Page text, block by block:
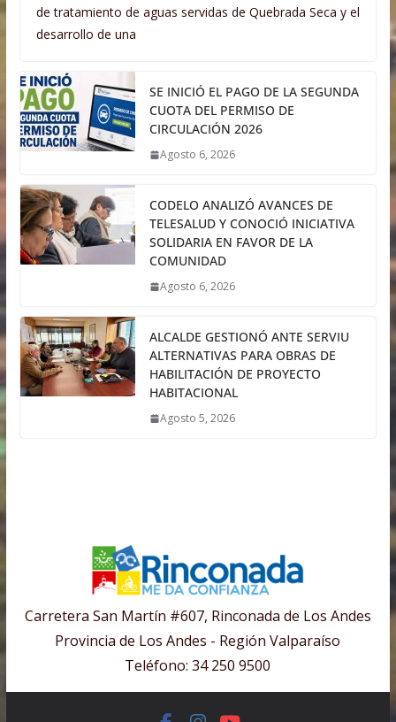
de tratamiento de aguas servidas de Quebrada Seca y el
desarrollo de una
SE INICIÓ EL PAGO DE LA SEGUNDA
CUOTA DEL PERMISO DE
CIRCULACIÓN 2026
Agosto 6, 2026
CODELO ANALIZÓ AVANCES DE
TELESALUD Y CONOCIÓ INICIATIVA
SOLIDARIA EN FAVOR DE LA
COMUNIDAD
Agosto 6, 2026
ALCALDE GESTIONÓ ANTE SERVIU
ALTERNATIVAS PARA OBRAS DE
HABILITACIÓN DE PROYECTO
HABITACIONAL
Agosto 5, 2026
Carretera San Martín #607, Rinconada de Los Andes
Provincia de Los Andes - Región Valparaíso
Teléfono: 34 250 9500